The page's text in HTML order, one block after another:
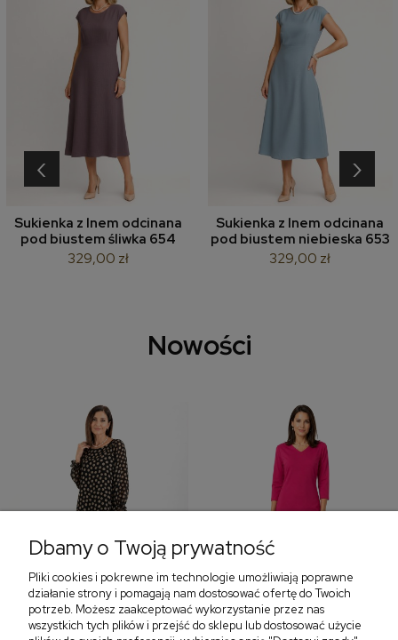
Sukienka z lnem odcinana
pod biustem śliwka 654
329,00 zł
Sukienka z lnem odcinana
pod biustem niebieska 653
329,00 zł
‹ ›
Nowości
‹
Dbamy o Twoją prywatność
Pliki cookies i pokrewne im technologie umożliwiają poprawne
działanie strony i pomagają nam dostosować ofertę do Twoich
potrzeb. Możesz zaakceptować wykorzystanie przez nas
wszystkich tych plików i przejść do sklepu lub dostosować użycie